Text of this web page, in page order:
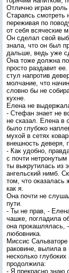
Отлично играя
Стараясь смотреть
переживая по
от себя всяческие
Он сделал свой
знала, что он был
дальше, ведь уже
Она тоже должна
просто раздавит
стул напротив
молчание, что
словно бы не
кухне.
Елена не
- Стефан знает не
не сказал. Елена в
было глубоко
мухой в сетях
внешность деверя,
- Как удобно,
с почти
ты выкрутилась из
ангельский нимб.
том, что оказалась
как я.
Она почти не
пути.
- Ты не прав, -
чашке, погладила
она прокашлялась,
любовника.
Миссис
раковине, вылила
несколько
продолжила:
- Я прекрасно знаю